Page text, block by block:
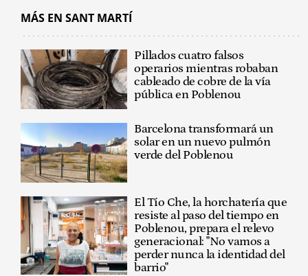
MÁS EN SANT MARTÍ
Pillados cuatro falsos
operarios mientras robaban
cableado de cobre de la vía
pública en Poblenou
Barcelona transformará un
solar en un nuevo pulmón
verde del Poblenou
El Tío Che, la horchatería que
resiste al paso del tiempo en
Poblenou, prepara el relevo
generacional: "No vamos a
perder nunca la identidad del
barrio"